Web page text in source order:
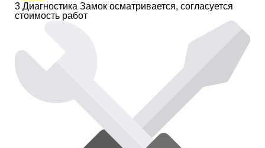
3 Диагностика Замок осматривается, согласуется
стоимость работ